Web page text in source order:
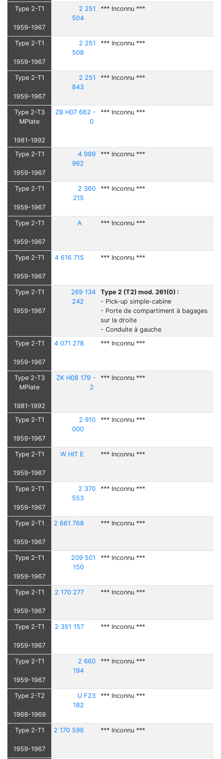
Type 2-T1
1959-1967
2 251
504
*** Inconnu ***
Type 2-T1
1959-1967
2 251
508
*** Inconnu ***
Type 2-T1
1959-1967
2 251
843
*** Inconnu ***
Type 2-T3
MPlate
1981-1992
ZB H07 662 -
0
*** Inconnu ***
Type 2-T1
1959-1967
4 999
962
*** Inconnu ***
Type 2-T1
1959-1967
2 360
215
*** Inconnu ***
Type 2-T1
1959-1967
A *** Inconnu ***
Type 2-T1
1959-1967
4 616 715 *** Inconnu ***
Type 2-T1
1959-1967
269 134
242
Type 2 (T2) mod. 261(0) :
- Pick-up simple-cabine
- Porte de compartiment à bagages
sur la droite
- Conduite à gauche
Type 2-T1
1959-1967
4 071 278 *** Inconnu ***
Type 2-T3
MPlate
1981-1992
ZK H08 179 -
2
*** Inconnu ***
Type 2-T1
1959-1967
2 910
000
*** Inconnu ***
Type 2-T1
1959-1967
W HIT E *** Inconnu ***
Type 2-T1
1959-1967
2 370
553
*** Inconnu ***
Type 2-T1
1959-1967
2 661 768 *** Inconnu ***
Type 2-T1
1959-1967
209 501
150
*** Inconnu ***
Type 2-T1
1959-1967
2 170 277 *** Inconnu ***
Type 2-T1
1959-1967
2 351 157 *** Inconnu ***
Type 2-T1
1959-1967
2 660
194
*** Inconnu ***
Type 2-T2
1968-1969
U F23
182
*** Inconnu ***
Type 2-T1
1959-1967
2 170 596 *** Inconnu ***